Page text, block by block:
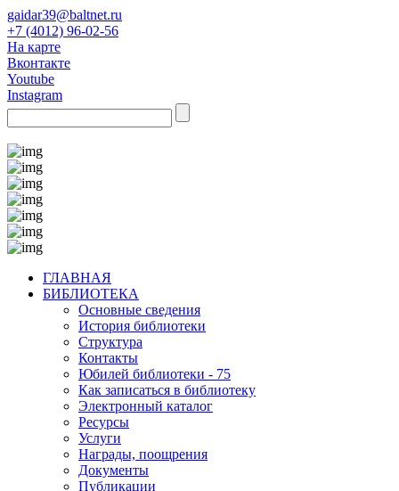
gaidar39@baltnet.ru
+7 (4012) 96-02-56
На карте
Вконтакте
Youtube
Instagram
ГЛАВНАЯ
БИБЛИОТЕКА
Основные сведения
История библиотеки
Структура
Контакты
Юбилей библиотеки - 75
Как записаться в библиотеку
Электронный каталог
Ресурсы
Услуги
Награды, поощрения
Документы
Публикации